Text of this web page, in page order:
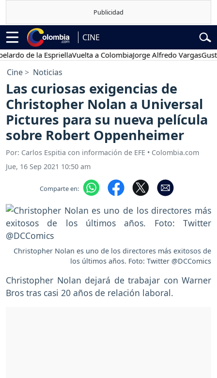
CINE
de la EspriellaVuelta a ColombiaJorge Alfredo VargasGustavo
Cine Noticias
Las curiosas exigencias de
Christopher Nolan a Universal
Pictures para su nueva película
sobre Robert Oppenheimer
Por: Carlos Espitia con información de EFE • Colombia.com
Jue, 16 Sep 2021 10:50 am
Comparte en:
Christopher Nolan es uno de los directores más exitosos de
los últimos años. Foto: Twitter @DCComics
Christopher Nolan dejará de trabajar con Warner
Bros tras casi 20 años de relación laboral.